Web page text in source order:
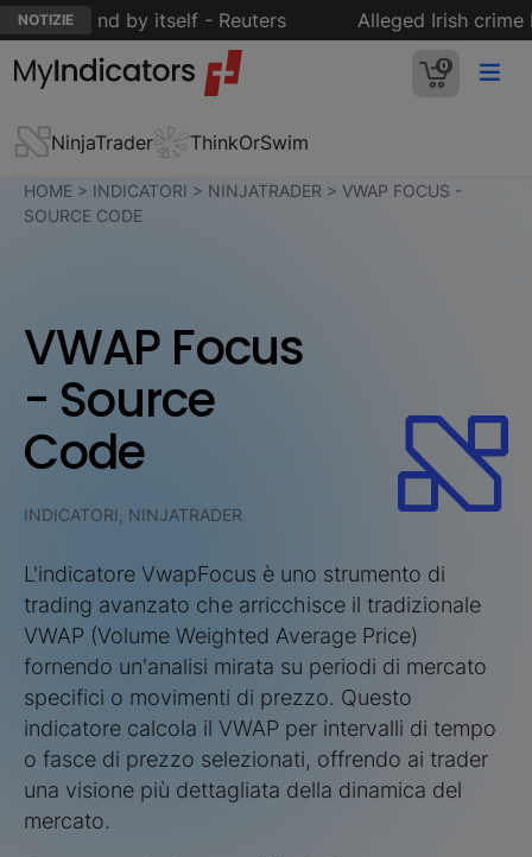
NOTIZIE
demand by itself - Reuters Alleged Irish crime
0
NinjaTrader ThinkOrSwim
HOME > INDICATORI > NINJATRADER > VWAP FOCUS -
SOURCE CODE
VWAP Focus
- Source
Code
INDICATORI, NINJATRADER
L'indicatore VwapFocus è uno strumento di
trading avanzato che arricchisce il tradizionale
VWAP (Volume Weighted Average Price)
fornendo un'analisi mirata su periodi di mercato
specifici o movimenti di prezzo. Questo
indicatore calcola il VWAP per intervalli di tempo
o fasce di prezzo selezionati, offrendo ai trader
una visione più dettagliata della dinamica del
mercato.